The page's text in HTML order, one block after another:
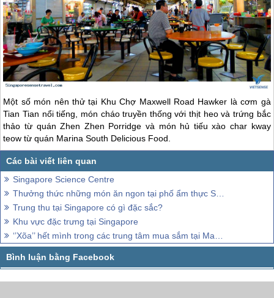
Một số món nên thử tại Khu Chợ Maxwell Road Hawker là cơm gà
Tian Tian nổi tiếng, món cháo truyền thống với thịt heo và trứng bắc
thảo từ quán Zhen Zhen Porridge và món hủ tiếu xào char kway
teow từ quán Marina South Delicious Food.
Singapore Science Centre
Thưởng thức những món ăn ngon tại phố ẩm thực Singapore Food Trail.
Trung thu tại Singapore có gì đặc sắc?
Khu vực đặc trưng tại Singapore
‘’Xõa’’ hết mình trong các trung tâm mua sắm tại Malaysia